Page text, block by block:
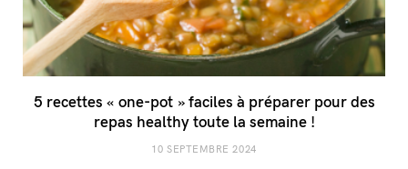
5 recettes « one-pot » faciles à préparer pour des
repas healthy toute la semaine !
10 SEPTEMBRE 2024